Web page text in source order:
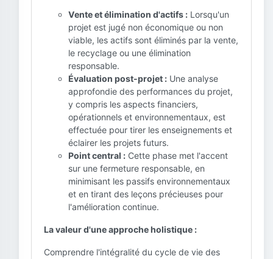
Vente et élimination d'actifs : Lorsqu'un
projet est jugé non économique ou non
viable, les actifs sont éliminés par la vente,
le recyclage ou une élimination
responsable.
Évaluation post-projet : Une analyse
approfondie des performances du projet,
y compris les aspects financiers,
opérationnels et environnementaux, est
effectuée pour tirer les enseignements et
éclairer les projets futurs.
Point central : Cette phase met l'accent
sur une fermeture responsable, en
minimisant les passifs environnementaux
et en tirant des leçons précieuses pour
l'amélioration continue.
La valeur d'une approche holistique :
Comprendre l'intégralité du cycle de vie des